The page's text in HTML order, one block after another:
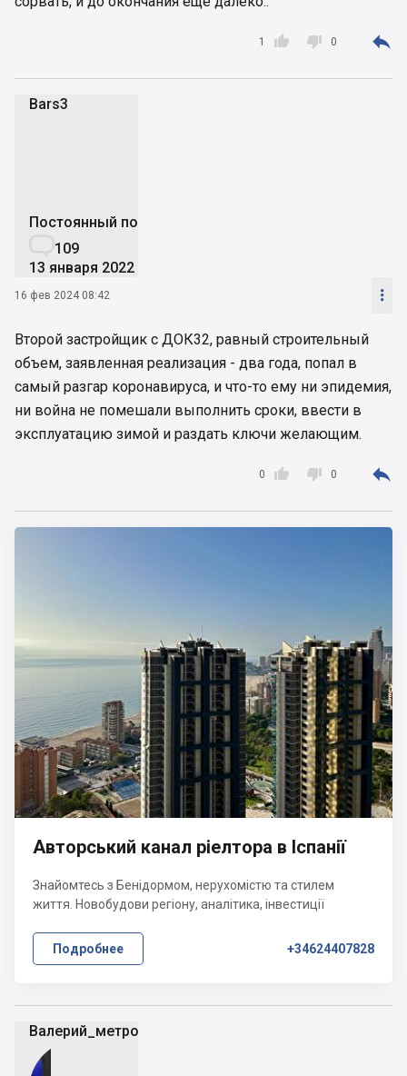

1  0 
Bars3
Постоянный пользователь
109
13 января 2022
16 фев 2024 08:42 
Второй застройщик с ДОК32, равный строительный
объем, заявленная реализация - два года, попал в
самый разгар коронавируса, и что-то ему ни эпидемия,
ни война не помешали выполнить сроки, ввести в
эксплуатацию зимой и раздать ключи желающим.

0  0 
Валерий_метроп
Авторський канал ріелтора в Іспанії
Знайомтесь з Бенідормом, нерухомістю та стилем
життя. Новобудови регіону, аналітика, інвестиції
Подробнее +34624407828